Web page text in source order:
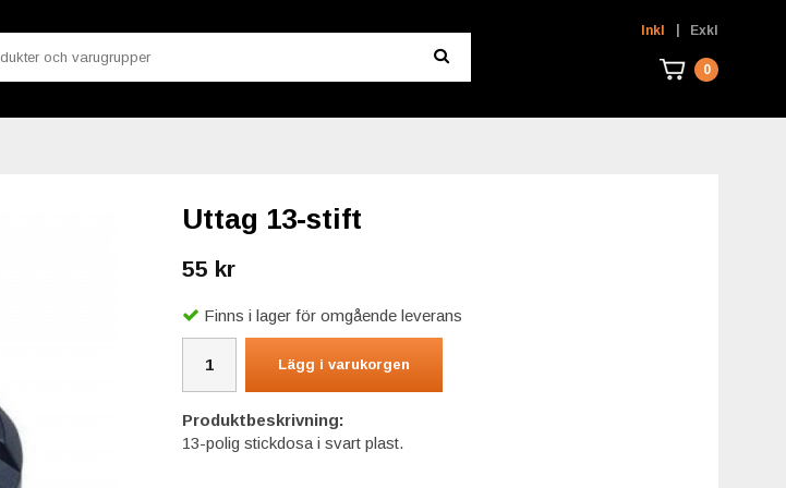
Inkl Exkl
0
Uttag 13-stift
55 kr
Finns i lager för omgående leverans
Lägg i varukorgen
Produktbeskrivning:
13-polig stickdosa i svart plast.